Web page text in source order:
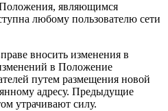
являющимся
любому пользователю сети
вносить изменения в
в Положение
путем размещения новой
адресу. Предыдущие
утрачивают силу.